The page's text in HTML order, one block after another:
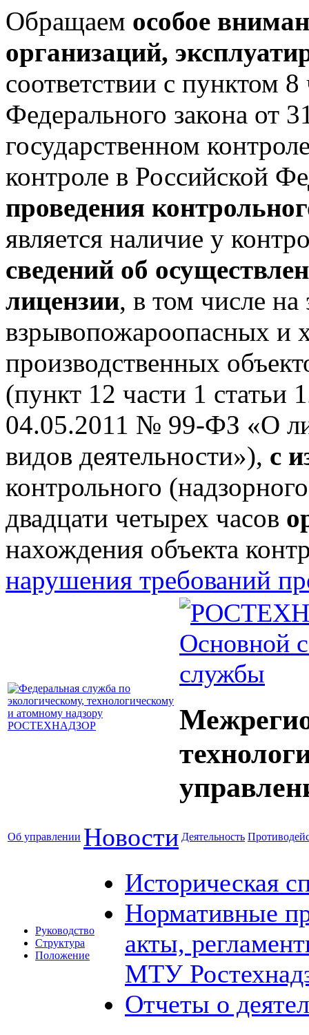
Обращаем особое
организаций,
соответствии с пунктом 8
Федерального закона
государственном
контроле в Российской
проведения
является наличие у
сведений об
лицензии, в том числе
взрывопожароопасных и
производственных
(пункт 12 части 1 статьи
04.05.2011 № 99-ФЗ «О
видов деятельности»), с
контрольного
двадцати четырех часов
нахождения объекта
нарушения требований
Основной
службы
Об управлении Новости Деятельность
Руководство
Структура
Положение
Историческая
Нормативные
акты,
МТУ
Отчеты о